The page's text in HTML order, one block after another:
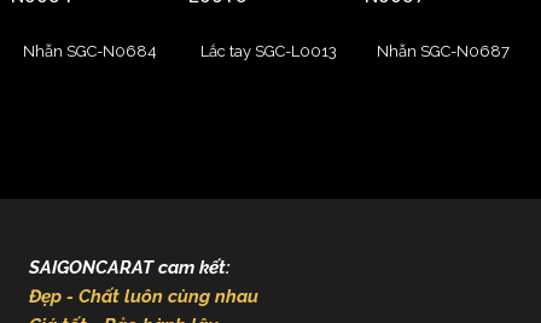
Nhẫn SGC-N0684 Lắc tay SGC-L0013 Nhẫn SGC-N0687
SAIGONCARAT cam kết:
Đẹp - Chất luôn cùng nhau